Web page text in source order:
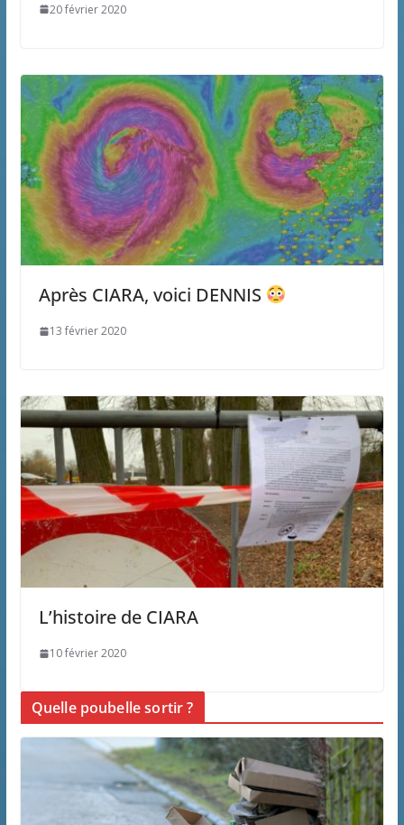
20 février 2020
Après CIARA, voici DENNIS
13 février 2020
L’histoire de CIARA
10 février 2020
Quelle poubelle sortir ?